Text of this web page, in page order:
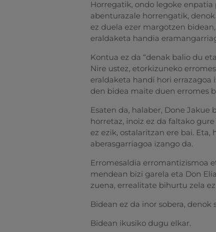
Horregatik, ondo legoke
abenturazale horrengatik,
ez duela ezer margotzen
eraldaketa handia
Kontua ez da “denak balio du
Nire ustez, etorkizuneko
eraldaketa handi hori
den bidea maite duen erromes
Esaten da, halaber, Done
horretaz, inoiz ez da faltako
ez ezik, ostalaritzan ere bai.
aberasgarriagoa izango da.
Erromesaldia erromantizismoa
mendean bizi garela eta Don
zuena, errealitate bihurtu zela
Bidean ez da inor sobera,
Bidean ikusiko dugu elkar.